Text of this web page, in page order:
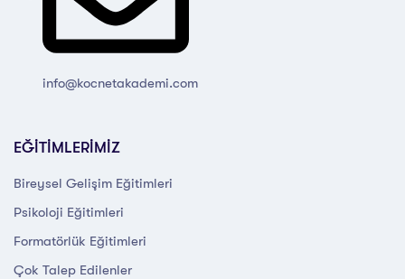
info@kocnetakademi.com
EĞİTİMLERİMİZ
Bireysel Gelişim Eğitimleri
Psikoloji Eğitimleri
Formatörlük Eğitimleri
Çok Talep Edilenler